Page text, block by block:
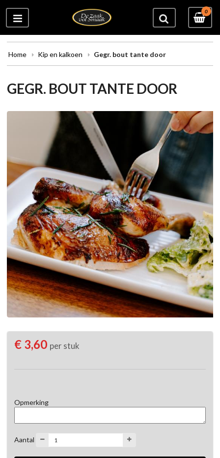
0
Home Kip en kalkoen Gegr. bout tante door
GEGR. BOUT TANTE DOOR
€ 3,60 per stuk
Opmerking
Aantal